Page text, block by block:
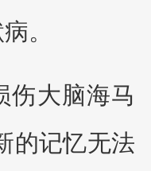
。
伤大脑海马
的记忆无法